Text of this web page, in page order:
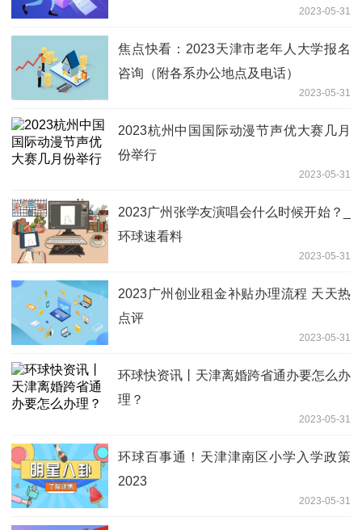
2023-05-31
焦点快看：2023天津市老年人大学报名
咨询（附各系办公地点及电话）
2023-05-31
2023杭州中国国际动漫节声优大赛几月
份举行
2023-05-31
2023广州张学友演唱会什么时候开始？_
环球速看料
2023-05-31
2023广州创业租金补贴办理流程 天天热
点评
2023-05-31
环球快资讯丨天津离婚跨省通办要怎么办
理？
2023-05-31
环球百事通！天津津南区小学入学政策
2023
2023-05-31